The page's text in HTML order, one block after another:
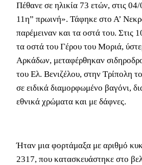
Πέθανε σε ηλικία 73 ετών, στις
11η” πρωινή». Τάφηκε στο Α’
παρέμειναν και τα οστά του. Στις
τα οστά του Γέρου του Μοριά,
Αρκάδων, μεταφέρθηκαν
του Ελ. Βενιζέλου, στην Τρίπολη
σε ειδικά διαμορφωμένο βαγόνι,
εθνικά χρώματα και με δάφνες.
Ήταν μια φορτάμαξα με αριθμό
2317, που κατασκευάστηκε στο